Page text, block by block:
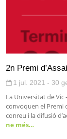
2n Premi
1 jul. 2021 - 30
La Universitat de
convoquen el Premi
conreu i la difusió
ne més…